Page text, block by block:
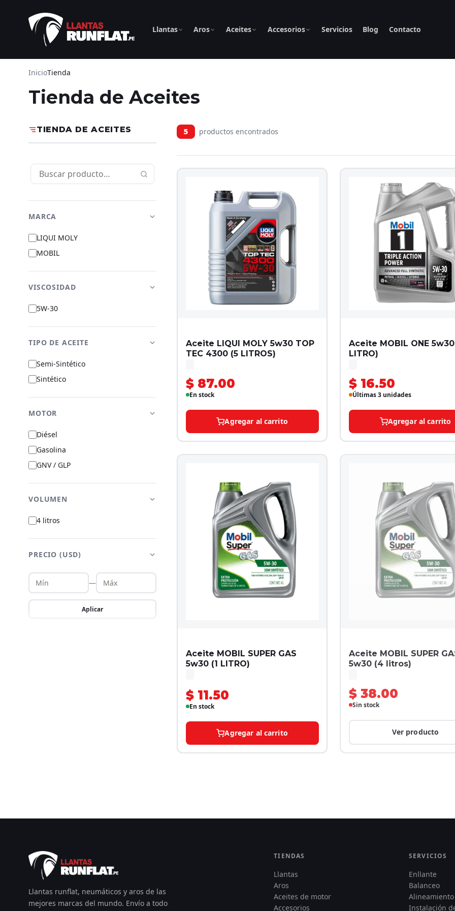
Llantas Aros Aceites Accesorios Servicios Blog Contacto
InicioTienda
Tienda de Aceites
TIENDA DE ACEITES
MARCA
LIQUI MOLY
MOBIL
VISCOSIDAD
5W-30
TIPO DE ACEITE
Semi-Sintético
Sintético
MOTOR
Diésel
Gasolina
GNV / GLP
VOLUMEN
4 litros
PRECIO (USD)
—
Aplicar
5 productos encontrados
Aceite LIQUI MOLY 5w30 TOP
TEC 4300 (5 LITROS)
$ 87.00
En stock
Agregar al carrito
Aceite MOBIL ONE 5w30
LITRO)
$ 16.50
Últimas 3 unidades
Agregar al carrito
Aceite MOBIL SUPER GAS
5w30 (1 LITRO)
$ 11.50
En stock
Agregar al carrito
Aceite MOBIL SUPER
5w30 (4 litros)
$ 38.00
Sin stock
Ver producto
Llantas runflat, neumáticos y aros de las
mejores marcas del mundo. Envío a todo
TIENDAS
Llantas
Aros
Aceites de motor
Accesorios
SERVICIOS
Enllante
Balanceo
Alineamiento
Instalación